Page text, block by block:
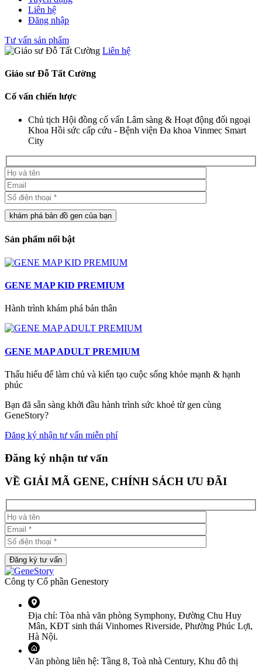
Liên hệ
Đăng nhập
Tư vấn sản phẩm
Liên hệ
Giáo sư Đỗ Tất Cường
Cố vấn chiến lược
Chủ tịch Hội đồng cố vấn Lâm sàng & Hoạt động đối ngoại
Khoa Hồi sức cấp cứu - Bệnh viện Đa khoa Vinmec Smart
City
khám phá bản đồ gen của bạn
Sản phẩm nổi bật
GENE MAP KID PREMIUM
Hành trình khám phá bản thân
GENE MAP ADULT PREMIUM
Thấu hiểu để làm chủ và kiến tạo cuộc sống khỏe mạnh & hạnh
phúc
Bạn đã sẵn sàng khởi đầu hành trình sức khoẻ từ gen cùng
GeneStory?
Đăng ký nhận tư vấn miễn phí
Đăng ký nhận tư vấn
VỀ GIẢI MÃ GENE, CHÍNH SÁCH ƯU ĐÃI
Đăng ký tư vấn
Công ty Cổ phần Genestory
Địa chỉ: Tòa nhà văn phòng Symphony, Đường Chu Huy
Mân, KĐT sinh thái Vinhomes Riverside, Phường Phúc Lợi,
Hà Nội.
Văn phòng liên hệ: Tầng 8, Toà nhà Century, Khu đô thị